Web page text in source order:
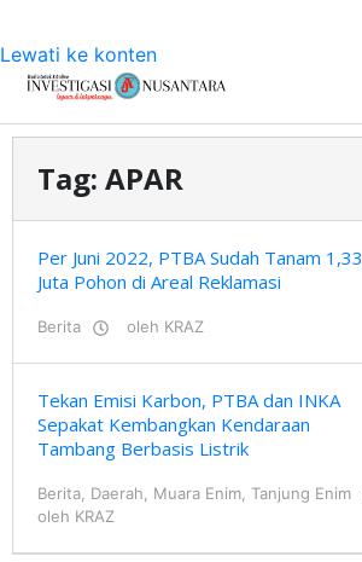
Lewati ke konten
Tag: APAR
Per Juni 2022, PTBA Sudah Tanam 1,33
Juta Pohon di Areal Reklamasi
Berita oleh KRAZ
Tekan Emisi Karbon, PTBA dan INKA
Sepakat Kembangkan Kendaraan
Tambang Berbasis Listrik
Berita Daerah Muara Enim Tanjung Enim
oleh KRAZ